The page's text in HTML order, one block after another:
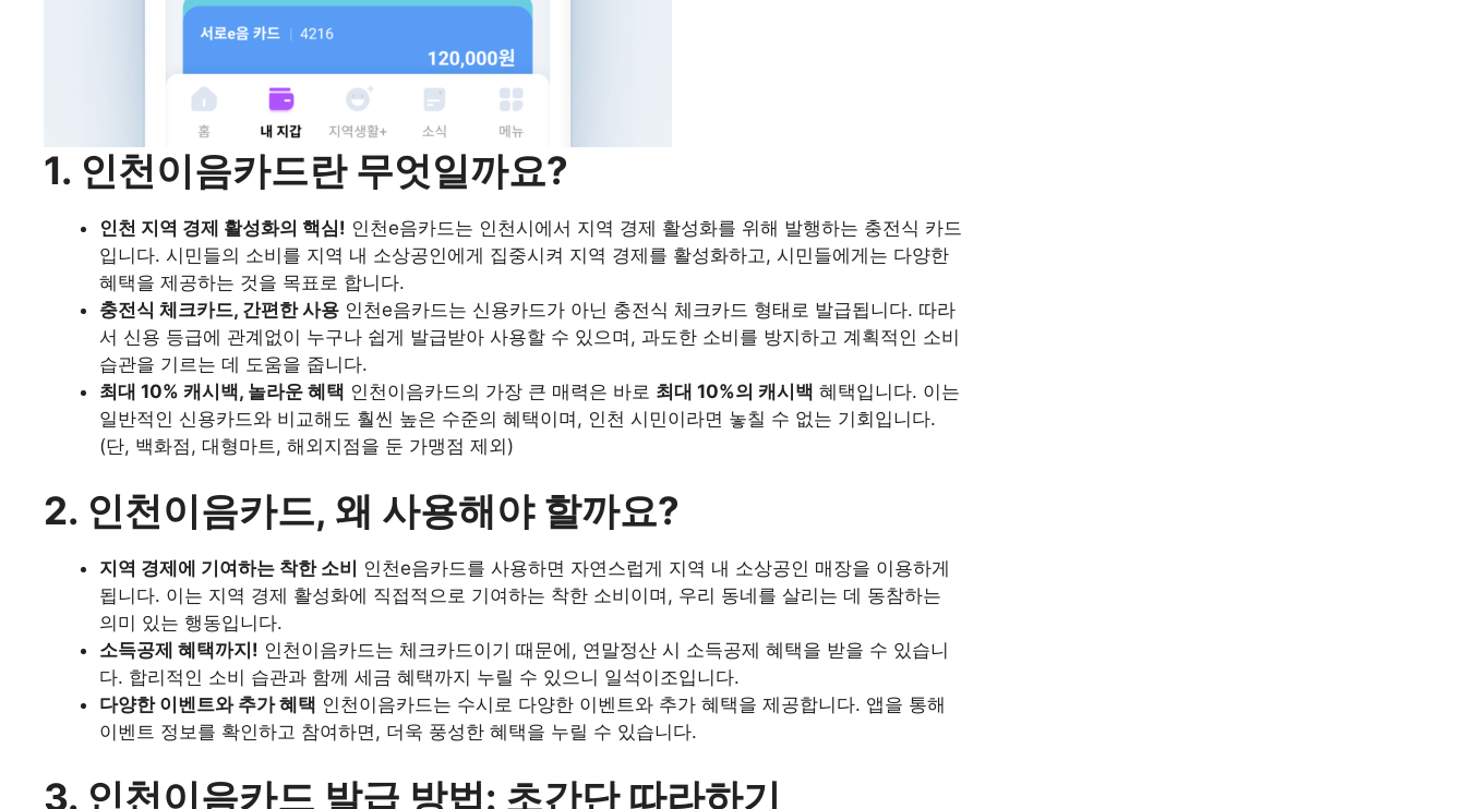
1. 인천이음카드란 무엇일까요?
인천 지역 경제 활성화의 핵심! 인천e음카드는 인천시에서 지역 경제 활성화를 위해 발행하는 충전식 카드
입니다. 시민들의 소비를 지역 내 소상공인에게 집중시켜 지역 경제를 활성화하고, 시민들에게는 다양한
혜택을 제공하는 것을 목표로 합니다.
충전식 체크카드, 간편한 사용 인천e음카드는 신용카드가 아닌 충전식 체크카드 형태로 발급됩니다. 따라
서 신용 등급에 관계없이 누구나 쉽게 발급받아 사용할 수 있으며, 과도한 소비를 방지하고 계획적인 소비
습관을 기르는 데 도움을 줍니다.
최대 10% 캐시백, 놀라운 혜택 인천이음카드의 가장 큰 매력은 바로 최대 10%의 캐시백 혜택입니다. 이는
일반적인 신용카드와 비교해도 훨씬 높은 수준의 혜택이며, 인천 시민이라면 놓칠 수 없는 기회입니다.
(단, 백화점, 대형마트, 해외지점을 둔 가맹점 제외)
2. 인천이음카드, 왜 사용해야 할까요?
지역 경제에 기여하는 착한 소비
인천e음카드를 사용하면 자연스럽게 지역 내 소상공인 매장을 이용하게
됩니다. 이는 지역 경제 활성화에 직접적으로 기여하는 착한 소비이며, 우리 동네를 살리는 데 동참하는
의미 있는 행동입니다.
소득공제 혜택까지! 인천이음카드는 체크카드이기 때문에, 연말정산 시 소득공제 혜택을 받을 수 있습니
다. 합리적인 소비 습관과 함께 세금 혜택까지 누릴 수 있으니 일석이조입니다.
다양한 이벤트와 추가 혜택 인천이음카드는 수시로 다양한 이벤트와 추가 혜택을 제공합니다. 앱을 통해
이벤트 정보를 확인하고 참여하면, 더욱 풍성한 혜택을 누릴 수 있습니다.
3. 인천이음카드 발급 방법: 초간단 따라하기